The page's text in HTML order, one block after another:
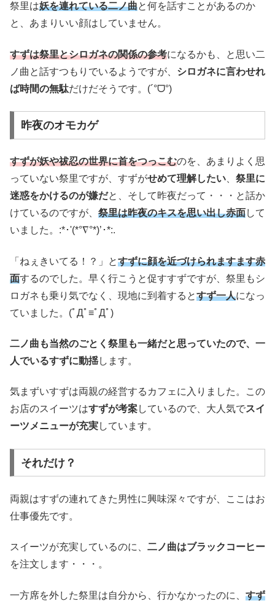
祭里は妖を連れている二ノ曲と何を話すことがあるのか
と、あまりいい顔はしていません。
すずは祭里とシロガネの関係の参考になるかも、と思い二
ノ曲と話すつもりでいるようですが、 シロガネに言わせれ
ば時間の無駄だけだそうです。(´°ᗜ°)
昨夜のオモカゲ
すずが妖や祓忍の世界に首をつっこむのを、あまりよく思
っていない祭里ですが、すずがせめて理解したい
祭里に
迷惑をかけるのが嫌だと、そして昨夜だって・・・と話か
けているのですが、 祭里は昨夜のキスを思い出し赤面して
いました。:*･'(*°∇°*)’･*:.
「ねぇきいてる！？」とすずに顔を近づけられますます赤
面するのでした。早く行こうと促すすずですが、祭里もシ
ロガネも乗り気でなく、現地に到着するとすず一人になっ
ていました。(ﾟДﾟ≡ﾟДﾟ)
二ノ曲も当然のごとく祭里も一緒だと思っていたので、一
人でいるすずに動揺します。
気まずいすずは両親の経営するカフェに入りました。この
お店のスイーツはすずが考案しているので、大人気でスイ
ーツメニューが充実しています。
それだけ？
両親はすずの連れてきた男性に興味深々ですが、ここはお
仕事優先です。
スイーツが充実しているのに、 二ノ曲はブラックコーヒー
を注文します・・・。
一方席を外した祭里は自分から、行かなかったのに、 すず